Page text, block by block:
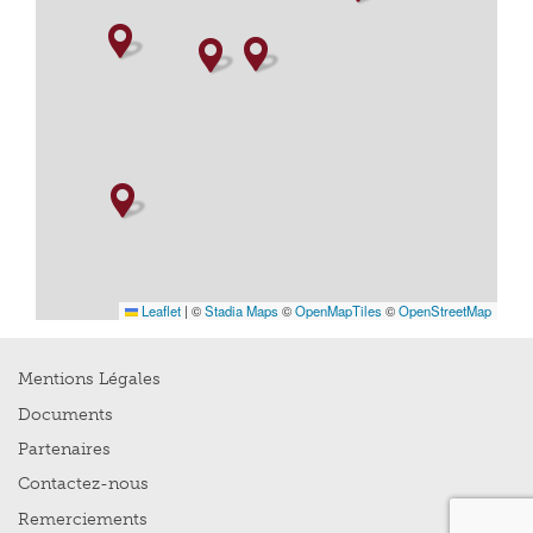
Leaflet | ©Stadia Maps ©OpenMapTiles ©OpenStreetMap
Mentions Légales
Documents
Partenaires
Contactez-nous
Remerciements